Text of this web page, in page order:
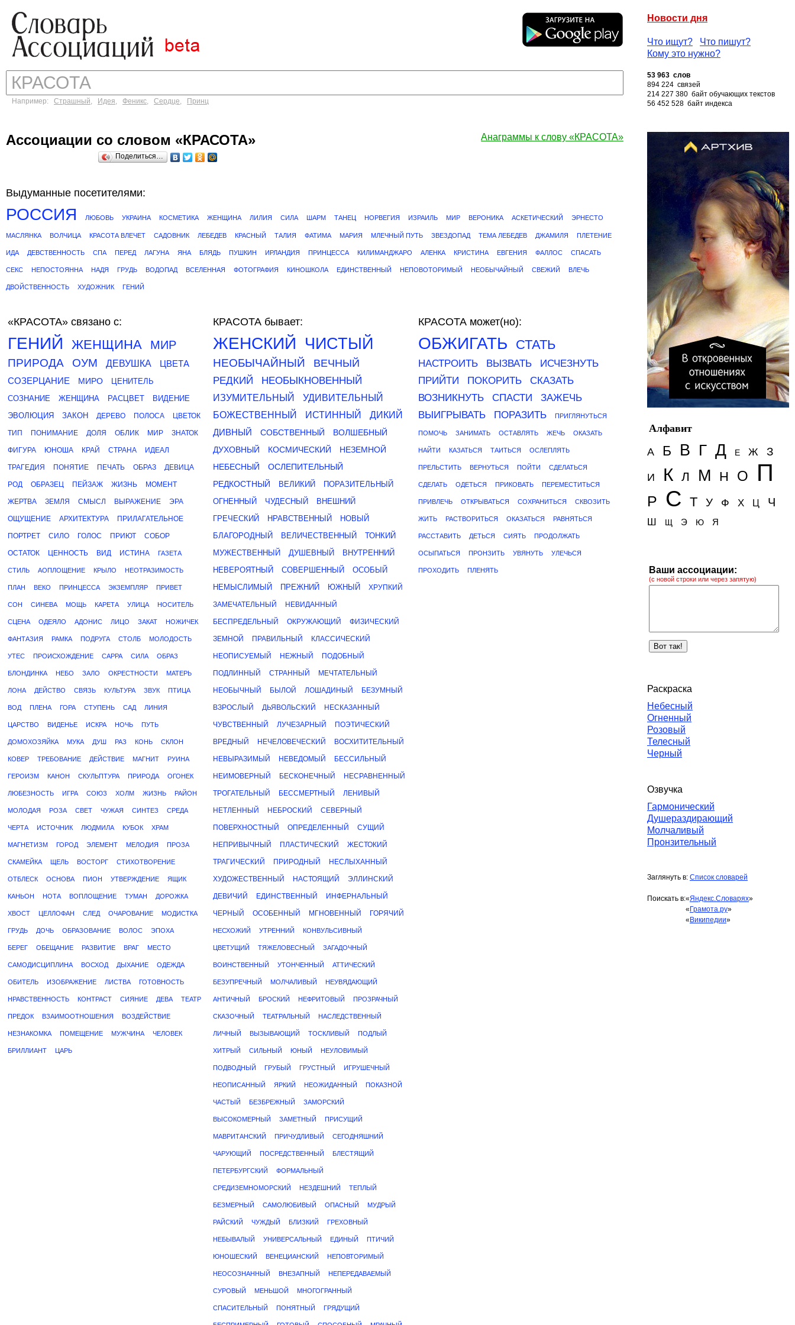
Новости дня
Что ищут?
Что пишут?
Кому это нужно?
Например: Страшный, Идея, Феникс, Сердце, Принц
53 963 слов
894 224 связей
214 227 380 байт обучающих текстов
56 452 528 байт индекса
Анаграммы к слову «КРАСОТА»
Ассоциации со словом «КРАСОТА»
Поделиться…
Выдуманные посетителями:
РОССИЯ ЛЮБОВЬ УКРАИНА КОСМЕТИКА ЖЕНЩИНА ЛИЛИЯ СИЛА ШАРМ ТАНЕЦ НОРВЕГИЯ ИЗРАИЛЬ МИР ВЕРОНИКА АСКЕТИЧЕСКИЙ ЭРНЕСТО
МАСЛЯНКА ВОЛЧИЦА КРАСОТА ВЛЕЧЕТ САДОВНИК ЛЕБЕДЕВ КРАСНЫЙ ТАЛИЯ ФАТИМА МАРИЯ МЛЕЧНЫЙ ПУТЬ ЗВЕЗДОПАД ТЕМА ЛЕБЕДЕВ ДЖАМИЛЯ ПЛЕТЕНИЕ
ИДА ДЕВСТВЕННОСТЬ СПА ПЕРЕД ЛАГУНА ЯНА БЛЯДЬ ПУШКИН ИРЛАНДИЯ ПРИНЦЕССА КИЛИМАНДЖАРО АЛЕНКА КРИСТИНА ЕВГЕНИЯ ФАЛЛОС СПАСАТЬ
СЕКС НЕПОСТОЯННА НАДЯ ГРУДЬ ВОДОПАД ВСЕЛЕННАЯ ФОТОГРАФИЯ КИНОШКОЛА ЕДИНСТВЕННЫЙ НЕПОВОТОРИМЫЙ НЕОБЫЧАЙНЫЙ СВЕЖИЙ ВЛЕЧЬ
ДВОЙСТВЕННОСТЬ ХУДОЖНИК ГЕНИЙ
«КРАСОТА» связано с:
ГЕНИЙ ЖЕНЩИНА МИР
ПРИРОДА ОУМ ДЕВУШКА
ЦВЕТА
СОЗЕРЦАНИЕ
МИРО
ЦЕНИТЕЛЬ
СОЗНАНИЕ
ЖЕНЩИНА РАСЦВЕТ
ВИДЕНИЕ
ЭВОЛЮЦИЯ
ЗАКОН ДЕРЕВО ПОЛОСА ЦВЕТОК
ТИП ПОНИМАНИЕ ДОЛЯ ОБЛИК МИР ЗНАТОК
ФИГУРА ЮНОША КРАЙ СТРАНА ИДЕАЛ
ТРАГЕДИЯ ПОНЯТИЕ ПЕЧАТЬ ОБРАЗ ДЕВИЦА
РОД ОБРАЗЕЦ ПЕЙЗАЖ ЖИЗНЬ МОМЕНТ
ЖЕРТВА ЗЕМЛЯ СМЫСЛ ВЫРАЖЕНИЕ ЭРА
ОЩУЩЕНИЕ АРХИТЕКТУРА ПРИЛАГАТЕЛЬНОЕ
ПОРТРЕТ СИЛО ГОЛОС ПРИЮТ СОБОР
ОСТАТОК ЦЕННОСТЬ ВИД ИСТИНА ГАЗЕТА
СТИЛЬ АОПЛОЩЕНИЕ КРЫЛО НЕОТРАЗИМОСТЬ
ПЛАН ВЕКО ПРИНЦЕССА ЭКЗЕМПЛЯР ПРИВЕТ
СОН СИНЕВА МОЩЬ КАРЕТА УЛИЦА НОСИТЕЛЬ
СЦЕНА ОДЕЯЛО АДОНИС ЛИЦО ЗАКАТ НОЖИЧЕК
ФАНТАЗИЯ РАМКА ПОДРУГА СТОЛБ МОЛОДОСТЬ
УТЕС ПРОИСХОЖДЕНИЕ САРРА СИЛА ОБРАЗ
БЛОНДИНКА НЕБО ЗАЛО ОКРЕСТНОСТИ МАТЕРЬ
ЛОНА ДЕЙСТВО СВЯЗЬ КУЛЬТУРА ЗВУК ПТИЦА
ВОД ПЛЕНА ГОРА СТУПЕНЬ САД ЛИНИЯ
ЦАРСТВО ВИДЕНЬЕ ИСКРА НОЧЬ ПУТЬ
ДОМОХОЗЯЙКА МУКА ДУШ РАЗ КОНЬ СКЛОН
КОВЕР ТРЕБОВАНИЕ ДЕЙСТВИЕ МАГНИТ РУИНА
ГЕРОИЗМ КАНОН СКУЛЬПТУРА ПРИРОДА ОГОНЕК
ЛЮБЕЗНОСТЬ ИГРА СОЮЗ ХОЛМ ЖИЗНЬ РАЙОН
МОЛОДАЯ РОЗА СВЕТ ЧУЖАЯ СИНТЕЗ СРЕДА
ЧЕРТА ИСТОЧНИК ЛЮДМИЛА КУБОК ХРАМ
МАГНЕТИЗМ ГОРОД ЭЛЕМЕНТ МЕЛОДИЯ ПРОЗА
СКАМЕЙКА ЩЕЛЬ ВОСТОРГ СТИХОТВОРЕНИЕ
ОТБЛЕСК ОСНОВА ПИОН УТВЕРЖДЕНИЕ ЯЩИК
КАНЬОН НОТА ВОПЛОЩЕНИЕ ТУМАН ДОРОЖКА
ХВОСТ ЦЕЛЛОФАН СЛЕД ОЧАРОВАНИЕ МОДИСТКА
ГРУДЬ ДОЧЬ ОБРАЗОВАНИЕ ВОЛОС ЭПОХА
БЕРЕГ ОБЕЩАНИЕ РАЗВИТИЕ ВРАГ МЕСТО
САМОДИСЦИПЛИНА ВОСХОД ДЫХАНИЕ ОДЕЖДА
ОБИТЕЛЬ ИЗОБРАЖЕНИЕ ЛИСТВА ГОТОВНОСТЬ
НРАВСТВЕННОСТЬ КОНТРАСТ СИЯНИЕ ДЕВА ТЕАТР
ПРЕДОК ВЗАИМООТНОШЕНИЯ ВОЗДЕЙСТВИЕ
НЕЗНАКОМКА ПОМЕЩЕНИЕ МУЖЧИНА ЧЕЛОВЕК
БРИЛЛИАНТ ЦАРЬ
КРАСОТА бывает:
ЖЕНСКИЙ ЧИСТЫЙ
НЕОБЫЧАЙНЫЙ ВЕЧНЫЙ
РЕДКИЙ НЕОБЫКНОВЕННЫЙ
ИЗУМИТЕЛЬНЫЙ
УДИВИТЕЛЬНЫЙ
БОЖЕСТВЕННЫЙ
ИСТИННЫЙ
ДИКИЙ
ДИВНЫЙ
СОБСТВЕННЫЙ
ВОЛШЕБНЫЙ
ДУХОВНЫЙ
КОСМИЧЕСКИЙ
НЕЗЕМНОЙ
НЕБЕСНЫЙ
ОСЛЕПИТЕЛЬНЫЙ
РЕДКОСТНЫЙ
ВЕЛИКИЙ
ПОРАЗИТЕЛЬНЫЙ
ОГНЕННЫЙ
ЧУДЕСНЫЙ
ВНЕШНИЙ
ГРЕЧЕСКИЙ
НРАВСТВЕННЫЙ
НОВЫЙ
БЛАГОРОДНЫЙ
ВЕЛИЧЕСТВЕННЫЙ
ТОНКИЙ
МУЖЕСТВЕННЫЙ
ДУШЕВНЫЙ
ВНУТРЕННИЙ
НЕВЕРОЯТНЫЙ
СОВЕРШЕННЫЙ
ОСОБЫЙ
НЕМЫСЛИМЫЙ
ПРЕЖНИЙ ЮЖНЫЙ ХРУПКИЙ
ЗАМЕЧАТЕЛЬНЫЙ НЕВИДАННЫЙ
БЕСПРЕДЕЛЬНЫЙ ОКРУЖАЮЩИЙ ФИЗИЧЕСКИЙ
ЗЕМНОЙ ПРАВИЛЬНЫЙ КЛАССИЧЕСКИЙ
НЕОПИСУЕМЫЙ НЕЖНЫЙ ПОДОБНЫЙ
ПОДЛИННЫЙ СТРАННЫЙ МЕЧТАТЕЛЬНЫЙ
НЕОБЫЧНЫЙ БЫЛОЙ ЛОШАДИНЫЙ БЕЗУМНЫЙ
ВЗРОСЛЫЙ ДЬЯВОЛЬСКИЙ НЕСКАЗАННЫЙ
ЧУВСТВЕННЫЙ ЛУЧЕЗАРНЫЙ ПОЭТИЧЕСКИЙ
ВРЕДНЫЙ НЕЧЕЛОВЕЧЕСКИЙ ВОСХИТИТЕЛЬНЫЙ
НЕВЫРАЗИМЫЙ НЕВЕДОМЫЙ БЕССИЛЬНЫЙ
НЕИМОВЕРНЫЙ БЕСКОНЕЧНЫЙ НЕСРАВНЕННЫЙ
ТРОГАТЕЛЬНЫЙ БЕССМЕРТНЫЙ ЛЕНИВЫЙ
НЕТЛЕННЫЙ НЕБРОСКИЙ СЕВЕРНЫЙ
ПОВЕРХНОСТНЫЙ ОПРЕДЕЛЕННЫЙ СУЩИЙ
НЕПРИВЫЧНЫЙ ПЛАСТИЧЕСКИЙ ЖЕСТОКИЙ
ТРАГИЧЕСКИЙ ПРИРОДНЫЙ НЕСЛЫХАННЫЙ
ХУДОЖЕСТВЕННЫЙ НАСТОЯЩИЙ ЭЛЛИНСКИЙ
ДЕВИЧИЙ ЕДИНСТВЕННЫЙ ИНФЕРНАЛЬНЫЙ
ЧЕРНЫЙ ОСОБЕННЫЙ МГНОВЕННЫЙ ГОРЯЧИЙ
НЕСХОЖИЙ УТРЕННИЙ КОНВУЛЬСИВНЫЙ
ЦВЕТУЩИЙ ТЯЖЕЛОВЕСНЫЙ ЗАГАДОЧНЫЙ
ВОИНСТВЕННЫЙ УТОНЧЕННЫЙ АТТИЧЕСКИЙ
БЕЗУПРЕЧНЫЙ МОЛЧАЛИВЫЙ НЕУВЯДАЮЩИЙ
АНТИЧНЫЙ БРОСКИЙ НЕФРИТОВЫЙ ПРОЗРАЧНЫЙ
СКАЗОЧНЫЙ ТЕАТРАЛЬНЫЙ НАСЛЕДСТВЕННЫЙ
ЛИЧНЫЙ ВЫЗЫВАЮЩИЙ ТОСКЛИВЫЙ ПОДЛЫЙ
ХИТРЫЙ СИЛЬНЫЙ ЮНЫЙ НЕУЛОВИМЫЙ
ПОДВОДНЫЙ ГРУБЫЙ ГРУСТНЫЙ ИГРУШЕЧНЫЙ
НЕОПИСАННЫЙ ЯРКИЙ НЕОЖИДАННЫЙ ПОКАЗНОЙ
ЧАСТЫЙ БЕЗБРЕЖНЫЙ ЗАМОРСКИЙ
ВЫСОКОМЕРНЫЙ ЗАМЕТНЫЙ ПРИСУЩИЙ
МАВРИТАНСКИЙ ПРИЧУДЛИВЫЙ СЕГОДНЯШНИЙ
ЧАРУЮЩИЙ ПОСРЕДСТВЕННЫЙ БЛЕСТЯЩИЙ
ПЕТЕРБУРГСКИЙ ФОРМАЛЬНЫЙ
СРЕДИЗЕМНОМОРСКИЙ НЕЗДЕШНИЙ ТЕПЛЫЙ
БЕЗМЕРНЫЙ САМОЛЮБИВЫЙ ОПАСНЫЙ МУДРЫЙ
РАЙСКИЙ ЧУЖДЫЙ БЛИЗКИЙ ГРЕХОВНЫЙ
НЕБЫВАЛЫЙ УНИВЕРСАЛЬНЫЙ ЕДИНЫЙ ПТИЧИЙ
ЮНОШЕСКИЙ ВЕНЕЦИАНСКИЙ НЕПОВТОРИМЫЙ
НЕОСОЗНАННЫЙ ВНЕЗАПНЫЙ НЕПЕРЕДАВАЕМЫЙ
СУРОВЫЙ МЕНЬШОЙ МНОГОГРАННЫЙ
СПАСИТЕЛЬНЫЙ ПОНЯТНЫЙ ГРЯДУЩИЙ
КРАСОТА может(но):
ОБЖИГАТЬ СТАТЬ
НАСТРОИТЬ ВЫЗВАТЬ
ИСЧЕЗНУТЬ
ПРИЙТИ
ПОКОРИТЬ
СКАЗАТЬ
ВОЗНИКНУТЬ
СПАСТИ
ЗАЖЕЧЬ
ВЫИГРЫВАТЬ
ПОРАЗИТЬ ПРИГЛЯНУТЬСЯ
ПОМОЧЬ ЗАНИМАТЬ ОСТАВЛЯТЬ ЖЕЧЬ ОКАЗАТЬ
НАЙТИ КАЗАТЬСЯ ТАИТЬСЯ ОСЛЕПЛЯТЬ
ПРЕЛЬСТИТЬ ВЕРНУТЬСЯ ПОЙТИ СДЕЛАТЬСЯ
СДЕЛАТЬ ОДЕТЬСЯ ПРИКОВАТЬ ПЕРЕМЕСТИТЬСЯ
ПРИВЛЕЧЬ ОТКРЫВАТЬСЯ СОХРАНИТЬСЯ СКВОЗИТЬ
ЖИТЬ РАСТВОРИТЬСЯ ОКАЗАТЬСЯ РАВНЯТЬСЯ
РАССТАВИТЬ ДЕТЬСЯ СИЯТЬ ПРОДОЛЖАТЬ
ОСЫПАТЬСЯ ПРОНЗИТЬ УВЯНУТЬ УЛЕЧЬСЯ
ПРОХОДИТЬ ПЛЕНЯТЬ
Алфавит
А
Б В Г Д Е Ж З
И К Л М Н О П
Р С Т У Ф Х Ц Ч
Ш Щ Э Ю Я
Ваши ассоциации:
(с новой строки или через запятую)
Раскраска
Небесный
Огненный
Розовый
Телесный
Черный
Озвучка
Гармонический
Душераздирающий
Молчаливый
Пронзительный
Заглянуть в: Список словарей
Поискать в:«Яндекс.Словарях»
« Грамота.ру»
« Википедии»